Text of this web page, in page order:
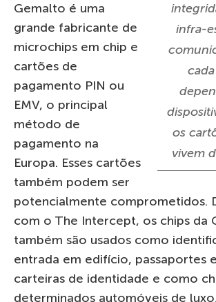
infra-
os
vivem
Gemalto é uma
grande fabricante de
microchips em chip e
cartões de
pagamento PIN ou
EMV, o principal
método de
pagamento na
Europa. Esses cartões
também podem ser
potencialmente comprometidos.
com o The Intercept, os chips da
também são usados ​​como
entrada em edifício, passaportes
carteiras de identidade e como
determinados automóveis de